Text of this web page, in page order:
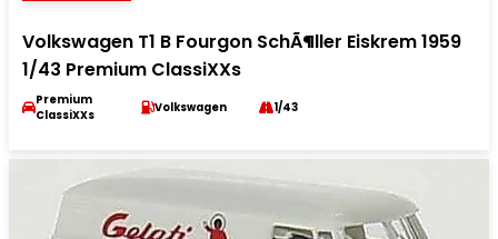
Volkswagen T1 B Fourgon SchÃ¶ller Eiskrem 1959
1/43 Premium ClassiXXs
Premium
ClassiXXs
Volkswagen 1/43